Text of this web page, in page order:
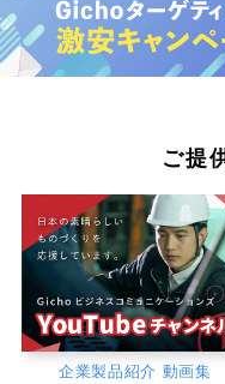
ご提
企業製品紹介 動画集